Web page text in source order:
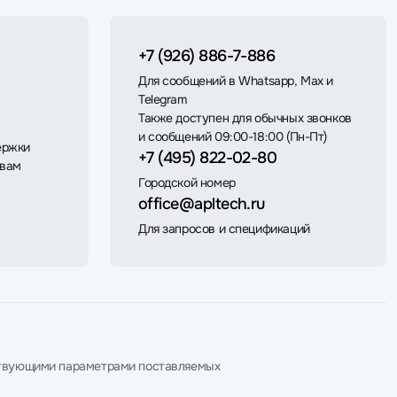
+7 (926) 886-7-886
Для сообщений в Whatsapp, Max и
Telegram
Также доступен для обычных звонков
и сообщений 09:00-18:00 (Пн-Пт)
+7 (495) 822-02-80
Городской номер
office@apltech.ru
Для запросов и спецификаций
параметрами поставляемых